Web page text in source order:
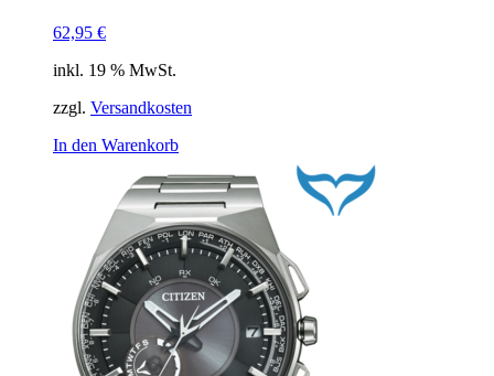
62,95 €
inkl. 19 % MwSt.
zzgl. Versandkosten
In den Warenkorb